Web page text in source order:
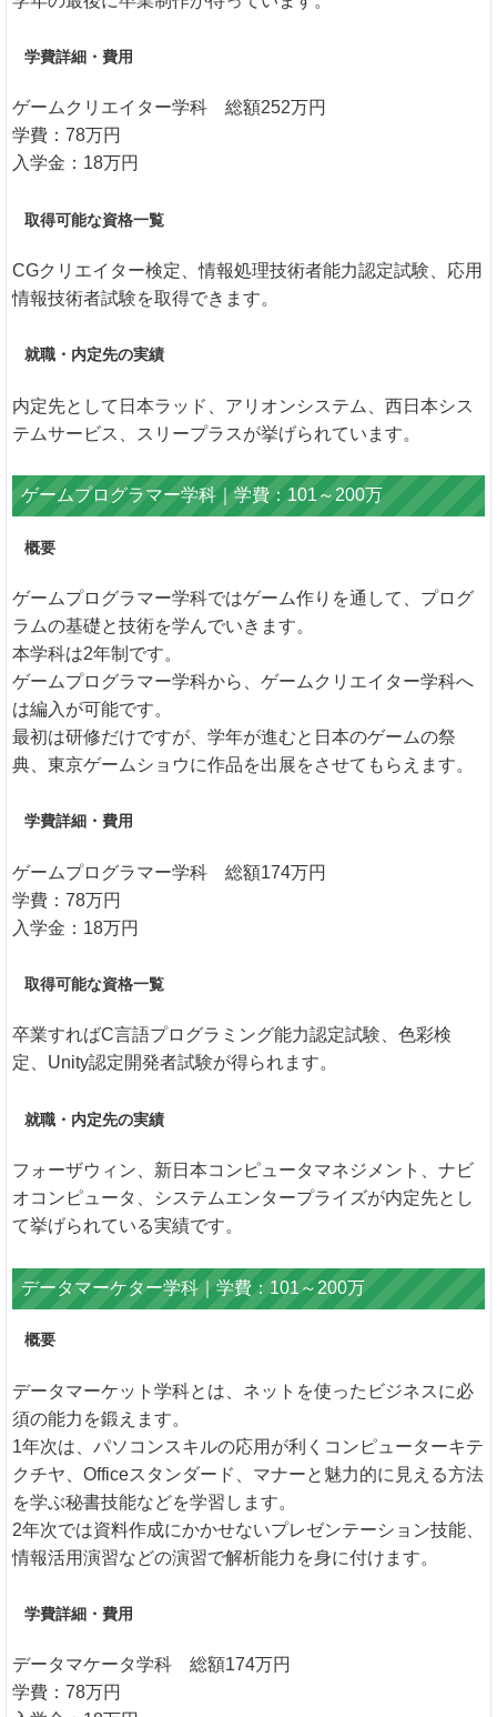
学費詳細・費用
ゲームクリエイター学科 総額252万円
学費：78万円
入学金：18万円
取得可能な資格一覧
CGクリエイター検定、情報処理技術者能力認定試験、応用
情報技術者試験を取得できます。
就職・内定先の実績
内定先として日本ラッド、アリオンシステム、西日本シス
テムサービス、スリープラスが挙げられています。
ゲームプログラマー学科｜学費：101～200万
概要
ゲームプログラマー学科ではゲーム作りを通して、プログ
ラムの基礎と技術を学んでいきます。
本学科は2年制です。
ゲームプログラマー学科から、ゲームクリエイター学科へ
は編入が可能です。
最初は研修だけですが、学年が進むと日本のゲームの祭
典、東京ゲームショウに作品を出展をさせてもらえます。
学費詳細・費用
ゲームプログラマー学科 総額174万円
学費：78万円
入学金：18万円
取得可能な資格一覧
卒業すればC言語プログラミング能力認定試験、色彩検
定、Unity認定開発者試験が得られます。
就職・内定先の実績
フォーザウィン、新日本コンピュータマネジメント、ナビ
オコンピュータ、システムエンタープライズが内定先とし
て挙げられている実績です。
データマーケター学科｜学費：101～200万
概要
データマーケット学科とは、ネットを使ったビジネスに必
須の能力を鍛えます。
1年次は、パソコンスキルの応用が利くコンピューターキテ
クチヤ、Officeスタンダード、マナーと魅力的に見える方法
を学ぶ秘書技能などを学習します。
2年次では資料作成にかかせないプレゼンテーション技能、
情報活用演習などの演習で解析能力を身に付けます。
学費詳細・費用
データマケータ学科 総額174万円
学費：78万円